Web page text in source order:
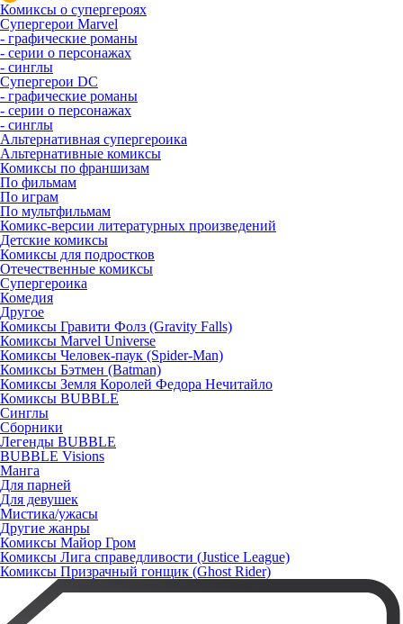
Комиксы о супергероях
Супергерои Marvel
- графические романы
- серии о персонажах
- синглы
Супергерои DC
- графические романы
- серии о персонажах
- синглы
Альтернативная супергероика
Альтернативные комиксы
Комиксы по франшизам
По фильмам
По играм
По мультфильмам
Комикс-версии литературных произведений
Детские комиксы
Комиксы для подростков
Отечественные комиксы
Супергероика
Комедия
Другое
Комиксы Гравити Фолз (Gravity Falls)
Комиксы Marvel Universe
Комиксы Человек-паук (Spider-Man)
Комиксы Бэтмен (Batman)
Комиксы Земля Королей Федора Нечитайло
Комиксы BUBBLE
Синглы
Сборники
Легенды BUBBLE
BUBBLE Visions
Манга
Для парней
Для девушек
Мистика/ужасы
Другие жанры
Комиксы Майор Гром
Комиксы Лига справедливости (Justice League)
Комиксы Призрачный гонщик (Ghost Rider)